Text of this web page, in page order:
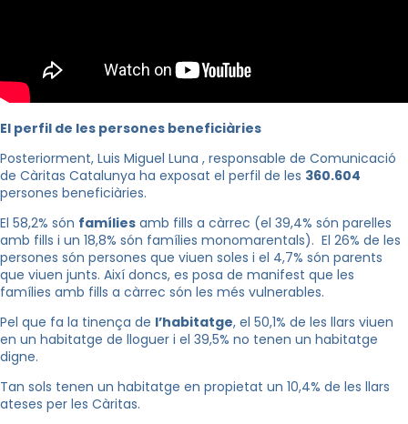
El perfil de les persones beneficiàries
Posteriorment, Luis Miguel Luna , responsable de Comunicació
de Càritas Catalunya ha exposat el perfil de les 360.604
persones beneficiàries.
El 58,2% són famílies amb fills a càrrec (el 39,4% són parelles
amb fills i un 18,8% són famílies monomarentals). El 26% de les
persones són persones que viuen soles i el 4,7% són parents
que viuen junts. Així doncs, es posa de manifest que les
famílies amb fills a càrrec són les més vulnerables.
Pel que fa la tinença de l’habitatge, el 50,1% de les llars viuen
en un habitatge de lloguer i el 39,5% no tenen un habitatge
digne.
Tan sols tenen un habitatge en propietat un 10,4% de les llars
ateses per les Càritas.